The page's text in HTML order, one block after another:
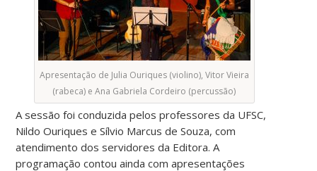
Apresentação de Julia Ouriques (violino), Vitor Vieira
(rabeca) e Ana Gabriela Cordeiro (percussão)
A sessão foi conduzida pelos professores da UFSC,
Nildo Ouriques e Sílvio Marcus de Souza, com
atendimento dos servidores da Editora. A
programação contou ainda com apresentações